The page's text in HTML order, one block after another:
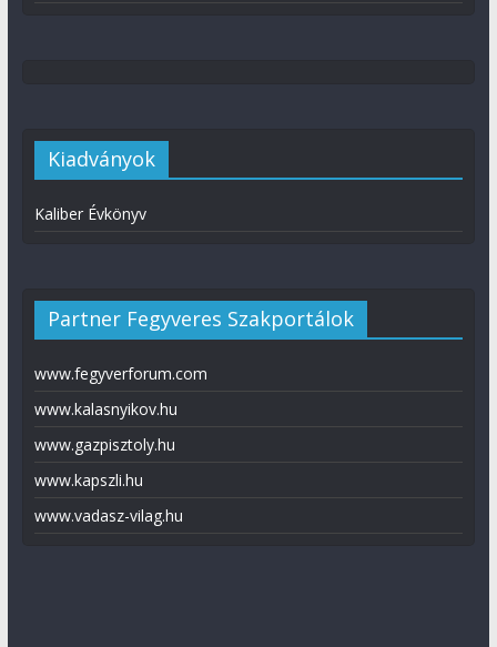
Kiadványok
Kaliber Évkönyv
Partner Fegyveres Szakportálok
www.fegyverforum.com
www.kalasnyikov.hu
www.gazpisztoly.hu
www.kapszli.hu
www.vadasz-vilag.hu